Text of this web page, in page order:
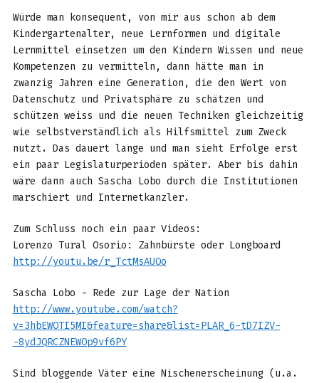
Würde man konsequent, von mir aus schon ab dem
Kindergartenalter, neue Lernformen und digitale
Lernmittel einsetzen um den Kindern Wissen und neue
Kompetenzen zu vermitteln, dann hätte man in
zwanzig Jahren eine Generation, die den Wert von
Datenschutz und Privatsphäre zu schätzen und
schützen weiss und die neuen Techniken gleichzeitig
wie selbstverständlich als Hilfsmittel zum Zweck
nutzt. Das dauert lange und man sieht Erfolge erst
ein paar Legislaturperioden später. Aber bis dahin
wäre dann auch Sascha Lobo durch die Institutionen
marschiert und Internetkanzler.
Zum Schluss noch ein paar Videos:
Lorenzo Tural Osorio: Zahnbürste oder Longboard
http://youtu.be/r_TctMsAUOo
Sascha Lobo - Rede zur Lage der Nation
http://www.youtube.com/watch?
v=3hbEWOTI5MI&feature=share&list=PLAR_6-tD7IZV-
-8ydJQRCZNEWOp9vf6PY
Sind bloggende Väter eine Nischenerscheinung (u.a.